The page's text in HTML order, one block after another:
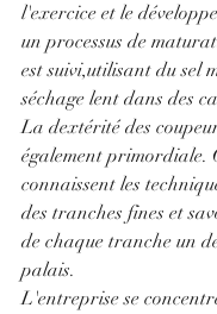
l'exercice et le
un processus de
est suivi,utilisant du sel
séchage lent dans des
La dextérité des
également primordiale.
connaissent les
des tranches fines et
de chaque tranche un
palais.
L'entreprise se